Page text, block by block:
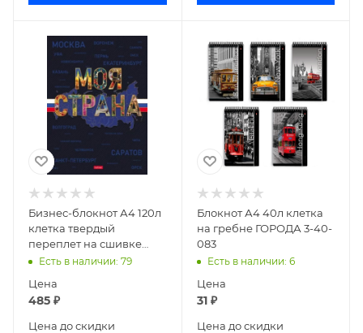
Бизнес-блокнот А4 120л
клетка твердый
переплет на сшивке
Моя страна
Есть в наличии: 79
Цена
485 ₽
Цена до скидки
Блокнот А4 40л клетка
на гребне ГОРОДА 3-40-
083
Есть в наличии: 6
Цена
31₽
Цена до скидки